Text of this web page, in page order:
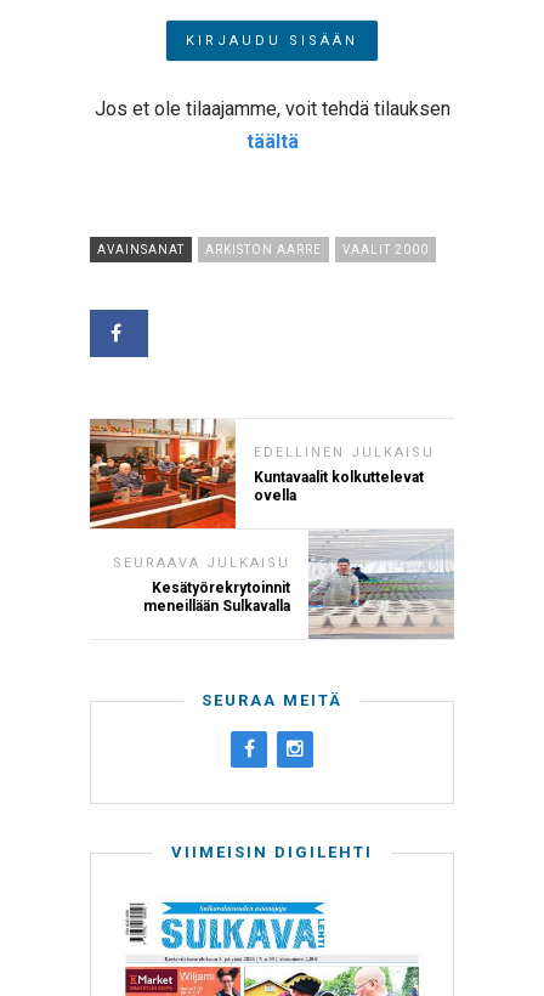
Jos et ole tilaajamme, voit tehdä tilauksen
täältä
AVAINSANAT ARKISTON AARRE VAALIT 2000
EDELLINEN JULKAISU
Kuntavaalit kolkuttelevat
ovella
SEURAAVA JULKAISU
Kesätyörekrytoinnit
meneillään Sulkavalla
SEURAA MEITÄ
VIIMEISIN DIGILEHTI